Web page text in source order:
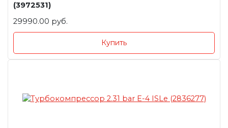
(3972531)
29990.00 руб.
Купить